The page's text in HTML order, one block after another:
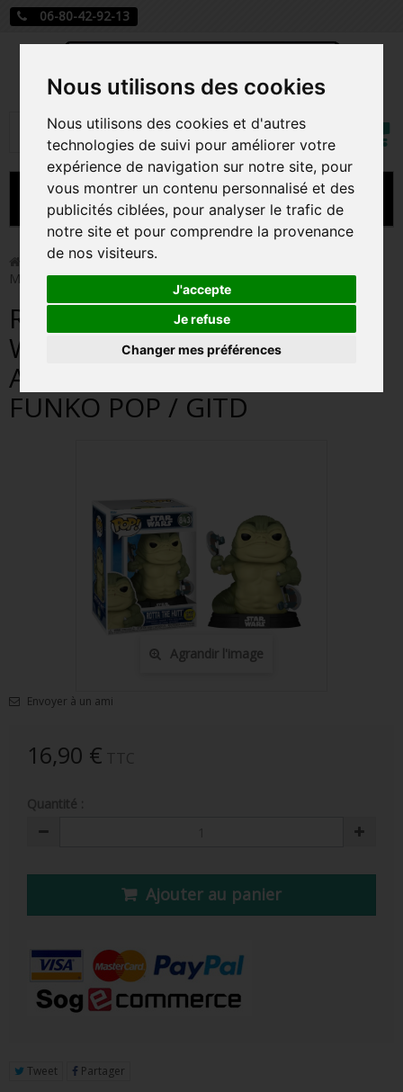
Nous utilisons des cookies
Nous utilisons des cookies et d'autres
technologies de suivi pour améliorer votre
expérience de navigation sur notre site, pour
vous montrer un contenu personnalisé et des
publicités ciblées, pour analyser le trafic de
notre site et pour comprendre la provenance
de nos visiteurs.
J'accepte
Je refuse
Changer mes préférences
06-80-42-92-13
Rechercher
Mon
MENU
CARTE A JOUER
PRÉCOMMANDE FIGURINES POP
FIGURINES POP MANGA
FIGURINES POP DISNEY
FIGURINES POP MARVEL
FIGURINES POP AUTRES FILMS
FIGURINES POP SPORTS
FIGURINES POP ANIME
FIGURINES POP HARRY POTTER
FIGURINES POP SEIGNEUR DES ANNEAUX
FIGURINES POP DC COMICS
FIGURINE POP RETRO TOYS
POP PROTECTION
PORTE-CLÉS POCKET POP
FUNKO POP PIN
Funko Pop! > ROTTA THE HUTT / STAR WARS THE
MANDALORIAN AND GROGU / FIGURINE FUNKO POP / GITD
ROTTA THE HUTT / STAR
WARS THE MANDALORIAN
AND GROGU / FIGURINE
FUNKO POP / GITD
Agrandir l'image
Envoyer à un ami
16,90 €
Ajouter au panier
Tweet Partager